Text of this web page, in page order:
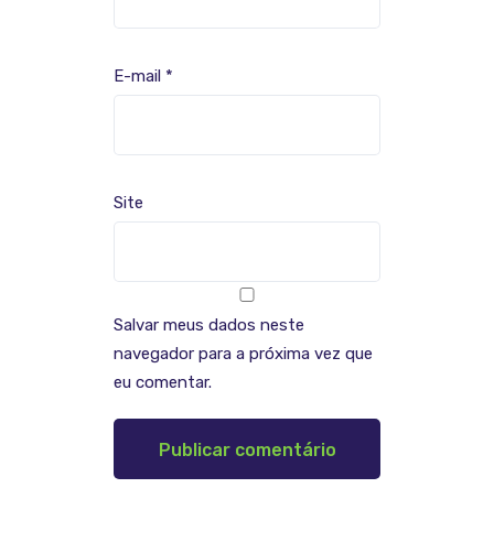
E-mail *
Site
Salvar meus dados neste
navegador para a próxima vez que
eu comentar.